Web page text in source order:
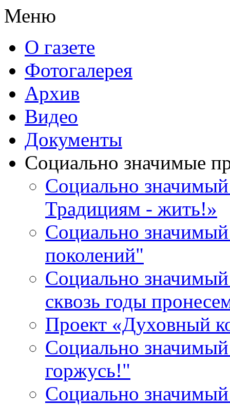
Меню
О газете
Фотогалерея
Архив
Видео
Документы
Социально значимые
Социально
Традициям - жить!»
Социально значимый
поколений"
Социально
сквозь годы
Проект «Духовный
Социально
горжусь!"
Социально